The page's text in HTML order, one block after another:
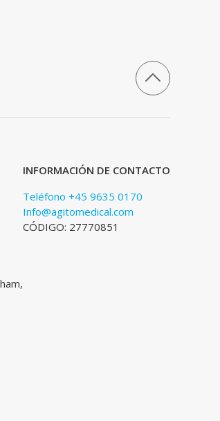
INFORMACIÓN DE CONTACTO
Teléfono +45 9635 0170
Info@agitomedical.com
CÓDIGO: 27770851